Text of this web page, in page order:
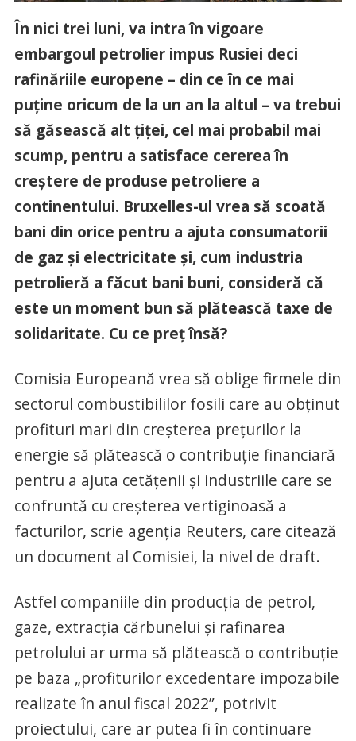
În nici trei luni, va intra în vigoare
embargoul petrolier impus Rusiei deci
rafinăriile europene – din ce în ce mai
puține oricum de la un an la altul – va trebui
să găsească alt țiței, cel mai probabil mai
scump, pentru a satisface cererea în
creștere de produse petroliere a
continentului. Bruxelles-ul vrea să scoată
bani din orice pentru a ajuta consumatorii
de gaz și electricitate și, cum industria
petrolieră a făcut bani buni, consideră că
este un moment bun să plătească taxe de
solidaritate. Cu ce preț însă?
Comisia Europeană vrea să oblige firmele din
sectorul combustibililor fosili care au obținut
profituri mari din creșterea prețurilor la
energie să plătească o contribuție financiară
pentru a ajuta cetățenii și industriile care se
confruntă cu creșterea vertiginoasă a
facturilor, scrie agenția Reuters, care citează
un document al Comisiei, la nivel de draft.
Astfel companiile din producția de petrol,
gaze, extracția cărbunelui și rafinarea
petrolului ar urma să plătească o contribuție
pe baza „profiturilor excedentare impozabile
realizate în anul fiscal 2022”, potrivit
proiectului, care ar putea fi în continuare